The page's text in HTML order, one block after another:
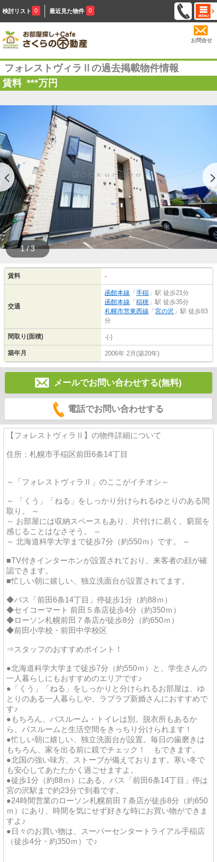
検討リスト 0 最近見た物件 0
お問合せ
フォレストヴィラⅡの過去掲載物件情報
賃料 ***万円
1 / 3
賃料 -
交通
函館本線 「手稲 」駅 徒歩21分
函館本線 「稲穂 」駅 徒歩35分
札幌市営東西線 「宮の沢 」駅 徒歩83
分
間取り(面積) -(-)
築年月 2006年 2月(築20年)
メールでお問い合わせする(無料)
電話でお問い合わせする
【フォレストヴィラⅡ】の物件詳細について
住所：札幌市手稲区前田6条14丁目
～「フォレストヴィラⅡ」のここがイチオシ～
～ 「くう」「ねる」をしっかり分けられるゆとりのある間
取り。 ～
～ お部屋には収納スペースもあり、片付けに易く、窮屈を
感じることはなさそう。 ～
～ 北海道科学大学まで徒歩7分（約550ｍ）です。 ～
■TV付きインターホンが設置されており、来客者の顔が確
認できます。
■忙しい朝に嬉しい、独立洗面台が設置されてます。
◆バス「前田6条14丁目」停徒歩1分（約88ｍ）
◆セイコーマート 前田５条店徒歩4分（約350ｍ）
◆ローソン札幌前田７条店が徒歩8分（約650ｍ）
◆前田小学校・前田中学校区
⇒スタッフのおすすめポイント！
●北海道科学大学まで徒歩7分（約550ｍ）と、学生さんの
一人暮らしにもおすすめのエリアです♪
●「くう」「ねる」をしっかりと分けられるお部屋は、ゆ
とりのある一人暮らしや、ラブラブ新婚さんにおすすめで
す♪
●もちろん、バスルーム・トイレは別。脱衣所もあるか
ら、バスルームと生活空間をきっちり分けられます！
●忙しい朝に嬉しい、独立洗面台が設置。毎日の歯磨きは
もちろん、家を出る前に鏡でチェック！ もできます。
●北国の強い味方、ストーブが備えております。寒い冬で
も安心してあたたかく過ごせますよ。
●徒歩1分（約88ｍ）にある、バス「前田6条14丁目」停は
宮の沢駅まで約23分で到着です。
●24時間営業のローソン札幌前田７条店が徒歩8分（約650
ｍ）にあり、時間を気にせず好きな時にお買い物ができま
すよ♪
●日々のお買い物は、スーパーセンタートライアル手稲店
（徒歩4分・約350ｍ）で♪